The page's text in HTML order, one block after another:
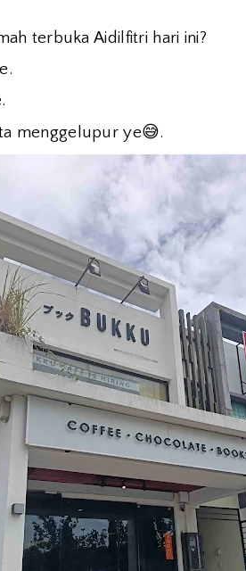
terbuka Aidilfitri hari ini?
menggelupur ye😅.